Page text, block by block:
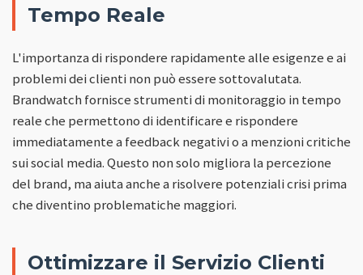
Tempo Reale
L'importanza di rispondere rapidamente alle esigenze e ai
problemi dei clienti non può essere sottovalutata.
Brandwatch fornisce strumenti di monitoraggio in tempo
reale che permettono di identificare e rispondere
immediatamente a feedback negativi o a menzioni critiche
sui social media. Questo non solo migliora la percezione
del brand, ma aiuta anche a risolvere potenziali crisi prima
che diventino problematiche maggiori.
Ottimizzare il Servizio Clienti